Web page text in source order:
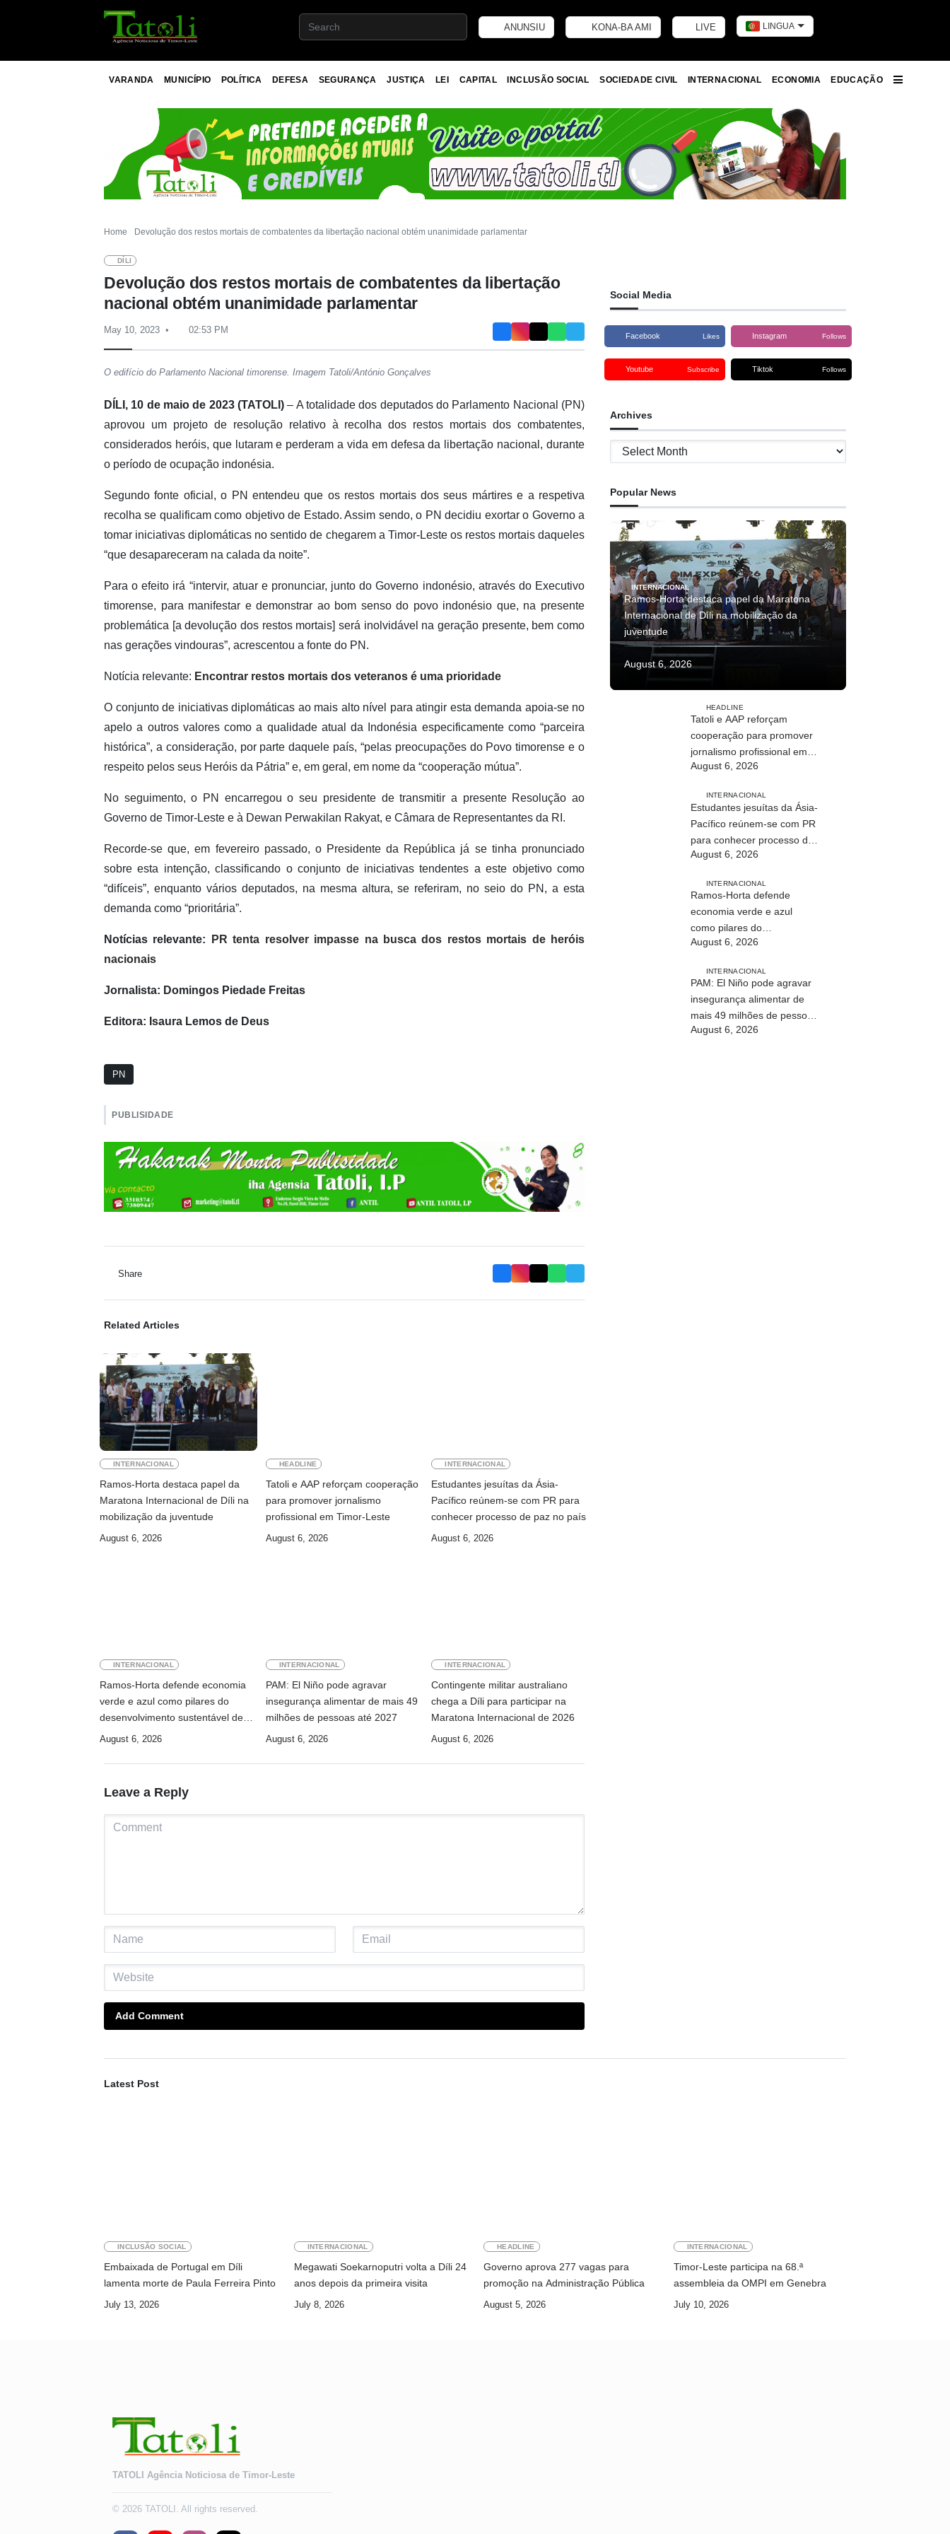
ANUNSIU KONA-BA AMI LIVE LINGUA
VARANDA MUNICÍPIO POLÍTICA DEFESA SEGURANÇA JUSTIÇA LEI CAPITAL INCLUSÃO SOCIAL SOCIEDADE CIVIL INTERNACIONAL ECONOMIA
EDUCAÇÃO
Home Devolução dos restos mortais de combatentes da libertação nacional obtém unanimidade parlamentar
DÍLI
Devolução dos restos mortais de combatentes da libertação
nacional obtém unanimidade parlamentar
May 10, 2023 02:53 PM
O edifício do Parlamento Nacional timorense. Imagem Tatoli/António Gonçalves
DÍLI, 10 de maio de 2023 (TATOLI) – A totalidade dos deputados do Parlamento Nacional (PN)
aprovou um projeto de resolução relativo à recolha dos restos mortais dos combatentes,
considerados heróis, que lutaram e perderam a vida em defesa da libertação nacional, durante
o período de ocupação indonésia.
Segundo fonte oficial, o PN entendeu que os restos mortais dos seus mártires e a respetiva
recolha se qualificam como objetivo de Estado. Assim sendo, o PN decidiu exortar o Governo a
tomar iniciativas diplomáticas no sentido de chegarem a Timor-Leste os restos mortais daqueles
“que desapareceram na calada da noite”.
Para o efeito irá “intervir, atuar e pronunciar, junto do Governo indonésio, através do Executivo
timorense, para manifestar e demonstrar ao bom senso do povo indonésio que, na presente
problemática [a devolução dos restos mortais] será inolvidável na geração presente, bem como
nas gerações vindouras”, acrescentou a fonte do PN.
Notícia relevante: Encontrar restos mortais dos veteranos é uma prioridade
O conjunto de iniciativas diplomáticas ao mais alto nível para atingir esta demanda apoia-se no
apelo a outros valores como a qualidade atual da Indonésia especificamente como “parceira
histórica”, a consideração, por parte daquele país, “pelas preocupações do Povo timorense e o
respeito pelos seus Heróis da Pátria” e, em geral, em nome da “cooperação mútua”.
No seguimento, o PN encarregou o seu presidente de transmitir a presente Resolução ao
Governo de Timor-Leste e à Dewan Perwakilan Rakyat, e Câmara de Representantes da RI.
Recorde-se que, em fevereiro passado, o Presidente da República já se tinha pronunciado
sobre esta intenção, classificando o conjunto de iniciativas tendentes a este objetivo como
“difíceis”, enquanto vários deputados, na mesma altura, se referiram, no seio do PN, a esta
demanda como “prioritária”.
Notícias relevante:
PR tenta resolver impasse na busca dos restos mortais de heróis
nacionais
Jornalista: Domingos Piedade Freitas
Editora: Isaura Lemos de Deus
PN
PUBLISIDADE
Share
Related Articles
INTERNACIONAL
Ramos-Horta destaca papel da
Maratona Internacional de Díli na
mobilização da juventude
August 6, 2026
HEADLINE
Tatoli e AAP reforçam cooperação
para promover jornalismo
profissional em Timor-Leste
August 6, 2026
INTERNACIONAL
Estudantes jesuítas da Ásia-
Pacífico reúnem-se com PR para
conhecer processo de paz no país
August 6, 2026
INTERNACIONAL
Ramos-Horta defende economia
verde e azul como pilares do
desenvolvimento sustentável de
Timor-Leste
August 6, 2026
INTERNACIONAL
PAM: El Niño pode agravar
insegurança alimentar de mais 49
milhões de pessoas até 2027
August 6, 2026
INTERNACIONAL
Contingente militar australiano
chega a Díli para participar na
Maratona Internacional de 2026
August 6, 2026
Leave a Reply
Add Comment
Social Media
Facebook Likes Instagram Follows
Youtube Subscribe Tiktok Follows
Archives
Archives
Popular News
INTERNACIONAL
Ramos-Horta destaca papel da Maratona
Internacional de Díli na mobilização da
juventude
August 6, 2026
HEADLINE
Tatoli e AAP reforçam
cooperação para promover
jornalismo profissional em
Timor-Leste
August 6, 2026
INTERNACIONAL
Estudantes jesuítas da Ásia-
Pacífico reúnem-se com PR
para conhecer processo de
paz no país
August 6, 2026
INTERNACIONAL
Ramos-Horta defende
economia verde e azul
como pilares do
desenvolvimento
August 6, 2026
INTERNACIONAL
PAM: El Niño pode agravar
insegurança alimentar de
mais 49 milhões de pessoas
até 2027
August 6, 2026
Latest Post
INCLUSÃO SOCIAL
Embaixada de Portugal em Díli
lamenta morte de Paula Ferreira Pinto
July 13, 2026
INTERNACIONAL
Megawati Soekarnoputri volta a Díli 24
anos depois da primeira visita
July 8, 2026
HEADLINE
Governo aprova 277 vagas para
promoção na Administração Pública
August 5, 2026
INTERNACIONAL
Timor-Leste participa na 68.ª
assembleia da OMPI em Genebra
July 10, 2026
TATOLI Agência Noticiosa de Timor-Leste
© 2026 TATOLI. All rights reserved.